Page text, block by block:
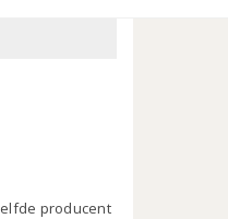
producent